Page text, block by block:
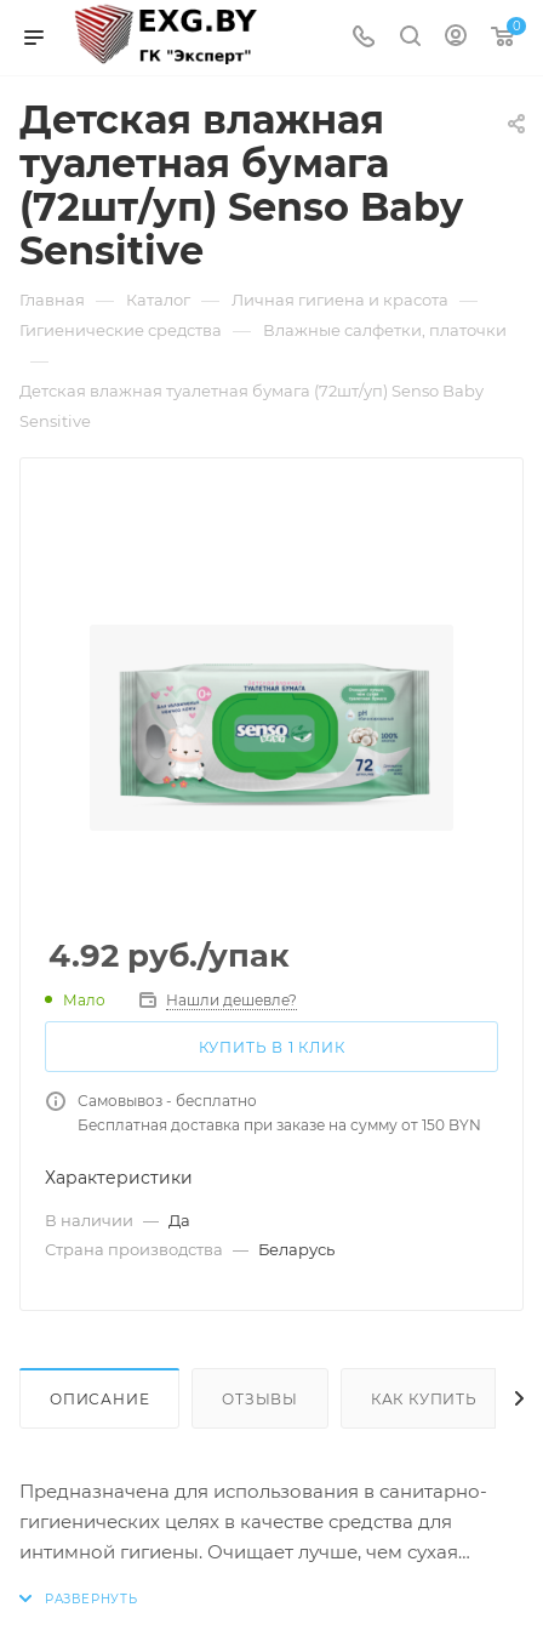
0
Детская влажная
туалетная бумага
(72шт/уп) Senso Baby
Sensitive
Главная — Каталог — Личная гигиена и красота —
Гигиенические средства — Влажные салфетки, платочки
—
Детская влажная туалетная бумага (72шт/уп) Senso Baby
Sensitive
4.92 руб./упак
Мало Нашли дешевле?
КУПИТЬ В 1 КЛИК
Самовывоз - бесплатно
Бесплатная доставка при заказе на сумму от 150 BYN
Характеристики
В наличии — Да
Страна производства — Беларусь
ОПИСАНИЕ ОТЗЫВЫ КАК КУПИТЬ
Предназначена для использования в санитарно-
гигиенических целях в качестве средства для
интимной гигиены. Очищает лучше, чем сухая